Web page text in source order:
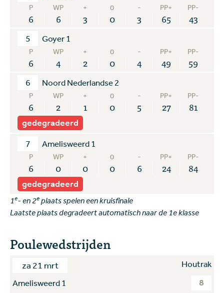
P WP + 0 - PP+ PP-
6 6 3 0 3 65 43
5 Goyer 1
P WP + 0 - PP+ PP-
6 4 2 0 4 49 59
6 Noord Nederlandse 2
P WP + 0 - PP+ PP-
6 2 1 0 5 27 81
gedegradeerd
7 Amelisweerd 1
P WP + 0 - PP+ PP-
6 0 0 0 6 24 84
gedegradeerd
1e- en 2eplaats spelen een kruisfinale
Laatste plaats degradeert automatisch naar de 1e klasse
Poulewedstrijden
za 21 mrt
Houtrak
Amelisweerd 1
8